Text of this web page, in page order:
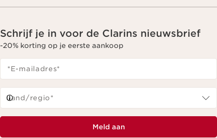
Schrijf je in voor de Clarins nieuwsbrief
-20% korting op je eerste aankoop
*E-mailadres*
Land/regio*
Meld aan